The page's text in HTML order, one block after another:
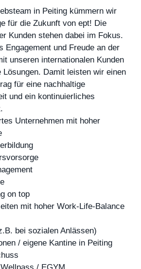
in Peiting kümmern wir
für die Zukunft von ept! Die
Kunden stehen dabei im Fokus.
Engagement und Freude an der
unseren internationalen Kunden
Lösungen. Damit leisten wir einen
für eine nachhaltige
und ein kontinuierliches
Unternehmen mit hoher
on top
mit hoher Work-Life-Balance
bei sozialen Anlässen)
/ eigene Kantine in Peiting